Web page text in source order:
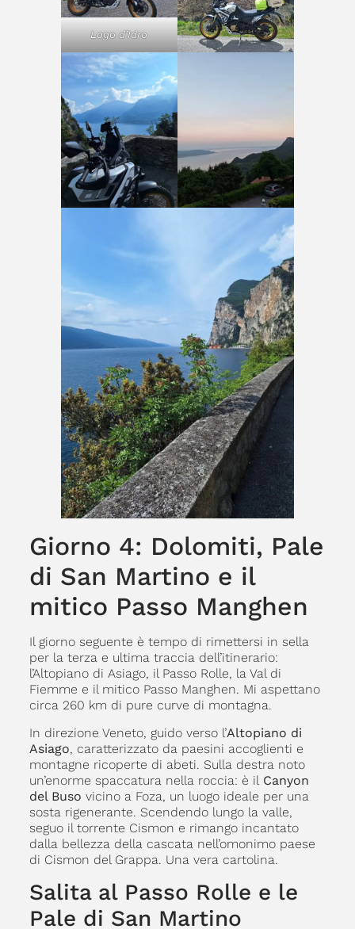
Lago d’Idro
Giorno 4: Dolomiti, Pale
di San Martino e il
mitico Passo Manghen
Il giorno seguente è tempo di rimettersi in sella
per la terza e ultima traccia dell’itinerario:
l’Altopiano di Asiago, il Passo Rolle, la Val di
Fiemme e il mitico Passo Manghen. Mi aspettano
circa 260 km di pure curve di montagna.
In direzione Veneto, guido verso l’Altopiano di
Asiago, caratterizzato da paesini accoglienti e
montagne ricoperte di abeti. Sulla destra noto
un’enorme spaccatura nella roccia: è il Canyon
del Buso vicino a Foza, un luogo ideale per una
sosta rigenerante. Scendendo lungo la valle,
seguo il torrente Cismon e rimango incantato
dalla bellezza della cascata nell’omonimo paese
di Cismon del Grappa. Una vera cartolina.
Salita al Passo Rolle e le
Pale di San Martino